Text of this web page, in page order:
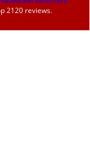
2120 reviews.